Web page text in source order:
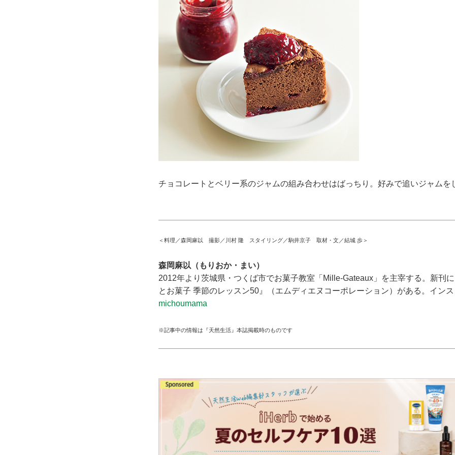
チョコレートとベリー系のジャムの組み合わせはばっちり。好みで追いジャムを
＜料理／森岡麻以 撮影／川村 隆 スタイリング／駒井京子 取材・文／結城 歩＞
森岡麻以（もりおか・まい）
2012年より茨城県・つくば市でお菓子教室「Mille-Gateaux」を主宰する。新刊
とお菓子 季節のレッスン50』（エムディエヌコーポレーション）がある。イン
michoumama
※記事中の情報は『天然生活』本誌掲載時のものです